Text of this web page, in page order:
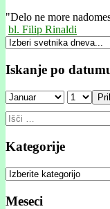
"Delo ne more
bl. Filip Rinaldi
Iskanje po
Išči:
Kategorije
Kategorije
Meseci